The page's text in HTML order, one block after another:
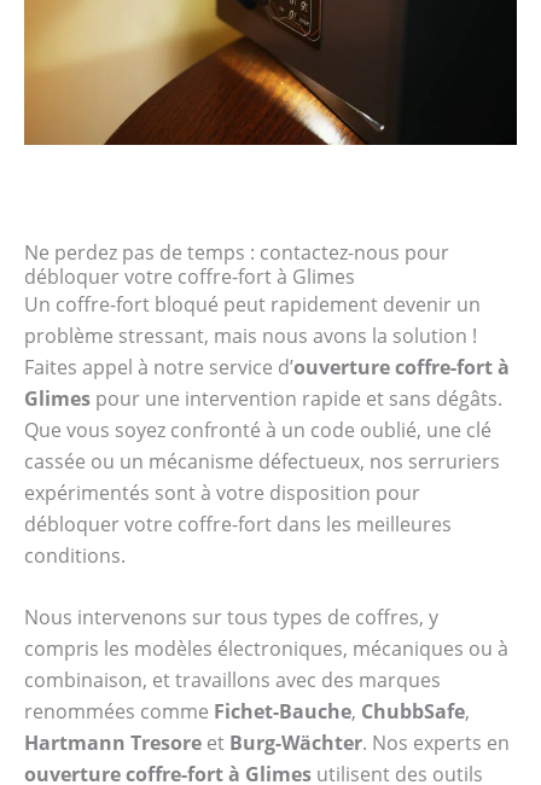
Ne perdez pas de temps : contactez-nous pour
débloquer votre coffre-fort à Glimes
Un coffre-fort bloqué peut rapidement devenir un
problème stressant, mais nous avons la solution !
Faites appel à notre service d’ouverture coffre-fort à
Glimes pour une intervention rapide et sans dégâts.
Que vous soyez confronté à un code oublié, une clé
cassée ou un mécanisme défectueux, nos serruriers
expérimentés sont à votre disposition pour
débloquer votre coffre-fort dans les meilleures
conditions.
Nous intervenons sur tous types de coffres, y
compris les modèles électroniques, mécaniques ou à
combinaison, et travaillons avec des marques
renommées comme Fichet-Bauche, ChubbSafe,
Hartmann Tresore et Burg-Wächter. Nos experts en
ouverture coffre-fort à Glimes utilisent des outils